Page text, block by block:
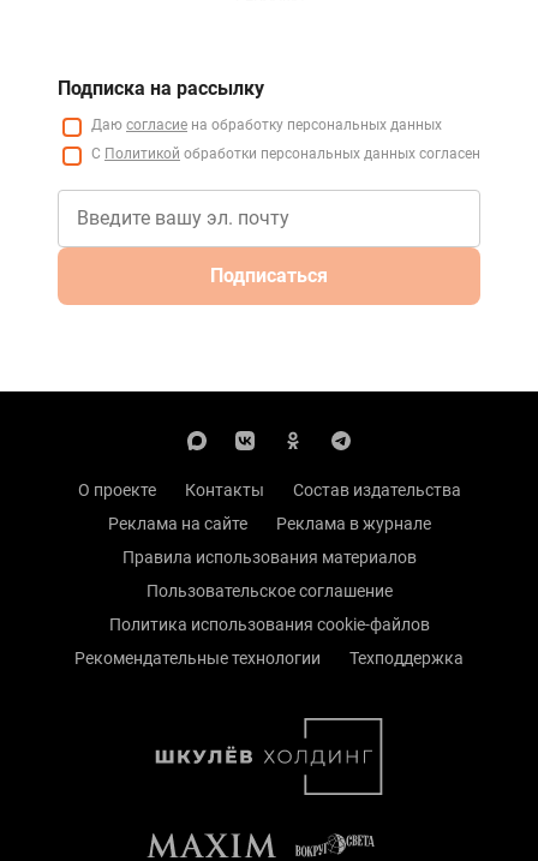
Подписка на рассылку
Даю согласие на обработку персональных данных
С Политикой обработки персональных данных согласен
Подписаться
О проекте Контакты
Состав издательства
Реклама на сайте
Реклама в журнале
Правила использования материалов
Пользовательское соглашение
Политика использования cookie-файлов
Рекомендательные технологии
Техподдержка